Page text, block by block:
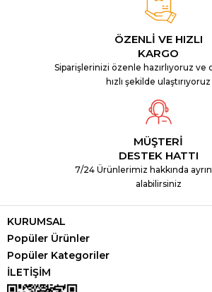
ÖZENLİ VE HIZLI
KARGO
Siparişlerinizi özenle hazırlıyoruz ve
hızlı şekilde ulaştırıyoruz
MÜŞTERİ
DESTEK HATTI
7/24 Ürünlerimiz hakkında
alabilirsiniz
KURUMSAL
Popüler Ürünler
Popüler Kategoriler
İLETİŞİM